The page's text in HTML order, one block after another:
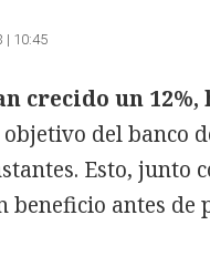
| 10:45
crecido un
del banco
Esto, junto
antes de